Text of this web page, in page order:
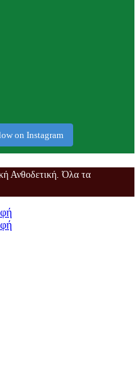
on Instagram
Ανθοδετική. Όλα τα